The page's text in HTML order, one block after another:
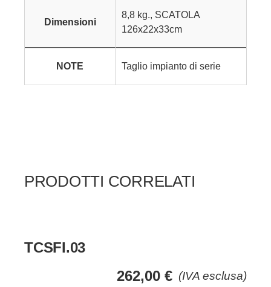
Dimensioni
8,8 kg., SCATOLA
126x22x33cm
NOTE Taglio impianto di serie
PRODOTTI CORRELATI
TCSFI.03
(IVA esclusa)
262,00 €